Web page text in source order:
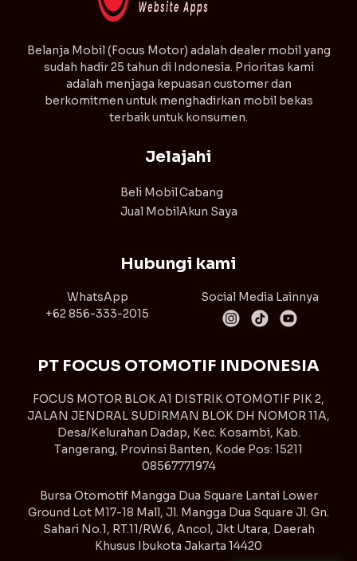
⁠Belanja Mobil (Focus Motor) adalah dealer mobil yang
sudah hadir 25 tahun di Indonesia. Prioritas kami
adalah menjaga kepuasan customer dan
berkomitmen untuk menghadirkan mobil bekas
terbaik untuk konsumen.
Jelajahi
Beli Mobil
Jual Mobil
Cabang
Akun Saya
Hubungi kami
WhatsApp
+62 856-333-2015
Social Media Lainnya
PT FOCUS OTOMOTIF INDONESIA
FOCUS MOTOR BLOK A1 DISTRIK OTOMOTIF PIK 2,
JALAN JENDRAL SUDIRMAN BLOK DH NOMOR 11A,
Desa/Kelurahan Dadap, Kec. Kosambi, Kab.
Tangerang, Provinsi Banten, Kode Pos: 15211
08567771974
Bursa Otomotif Mangga Dua Square Lantai Lower
Ground Lot M17-18 Mall, Jl. Mangga Dua Square Jl. Gn.
Sahari No.1, RT.11/RW.6, Ancol, Jkt Utara, Daerah
Khusus Ibukota Jakarta 14420